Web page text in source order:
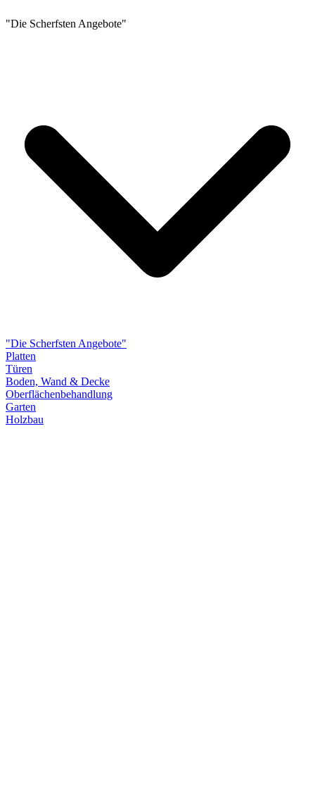
"Die Scherfsten Angebote"
"Die Scherfsten Angebote"
Platten
Türen
Boden, Wand & Decke
Oberflächenbehandlung
Garten
Holzbau